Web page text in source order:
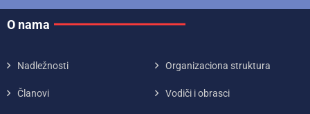
O nama
Nadležnosti Organizaciona struktura
Članovi Vodiči i obrasci